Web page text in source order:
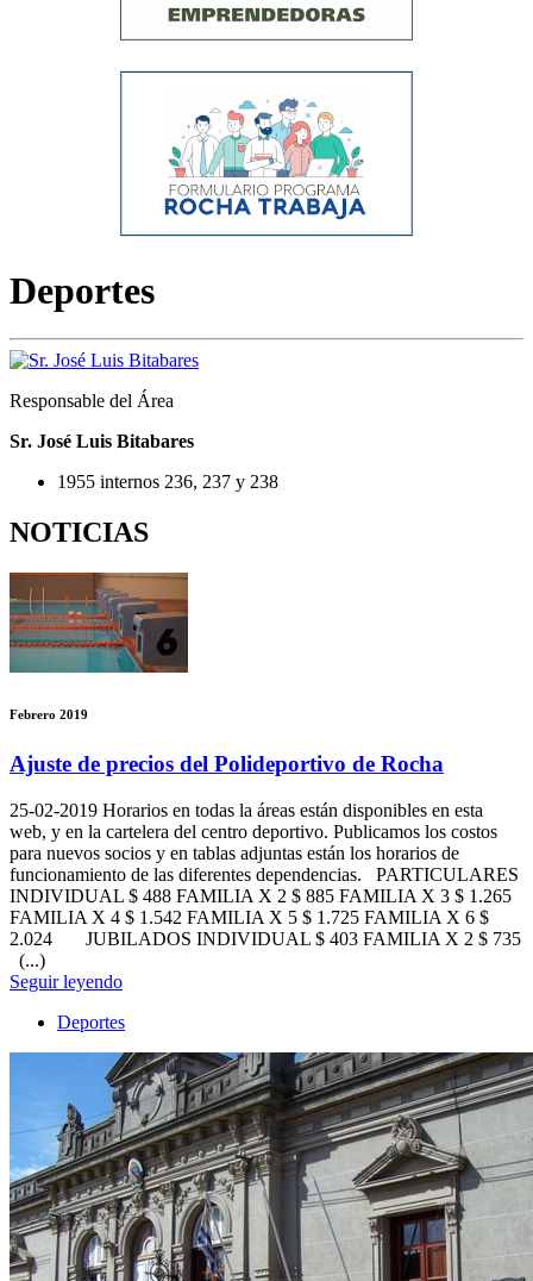
Deportes
Responsable del Área
Sr. José Luis Bitabares
1955 internos 236, 237 y 238
NOTICIAS
Febrero 2019
Ajuste de precios del Polideportivo de Rocha
25-02-2019 Horarios en todas la áreas están disponibles en esta
web, y en la cartelera del centro deportivo. Publicamos los costos
para nuevos socios y en tablas adjuntas están los horarios de
funcionamiento de las diferentes dependencias. PARTICULARES
INDIVIDUAL $ 488 FAMILIA X 2 $ 885 FAMILIA X 3 $ 1.265
FAMILIA X 4 $ 1.542 FAMILIA X 5 $ 1.725 FAMILIA X 6 $
2.024 JUBILADOS INDIVIDUAL $ 403 FAMILIA X 2 $ 735
(...)
Seguir leyendo
Deportes